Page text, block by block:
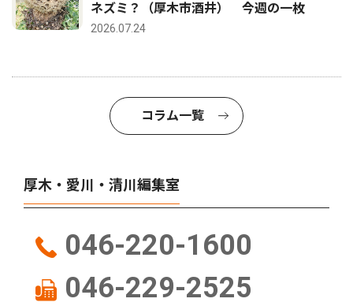
ネズミ？（厚木市酒井） 今週の一枚
2026.07.24
コラム一覧
厚木・愛川・清川編集室
046-220-1600
046-229-2525